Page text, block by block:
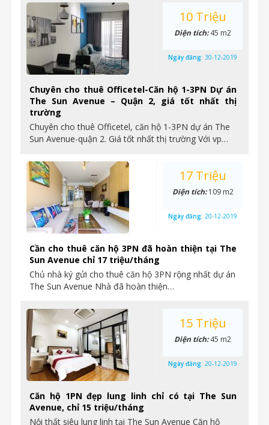
Chuyên cho thuê Officetel-Căn hộ 1-3PN Dự án
The Sun Avenue – Quận 2, giá tốt nhất thị
trường
Chuyên cho thuê Officetel, căn hộ 1-3PN dự án The
Sun Avenue-quận 2. Giá tốt nhất thị trường Với vp…
10 Triệu
Diện tích:45 m2
Ngày đăng: 30-12-2019
Cần cho thuê căn hộ 3PN đã hoàn thiện tại The
Sun Avenue chỉ 17 triệu/tháng
Chủ nhà ký gửi cho thuê căn hộ 3PN rộng nhất dự án
The Sun Avenue Nhà đã hoàn thiện…
17 Triệu
Diện tích:109 m2
Ngày đăng: 20-12-2019
Căn hộ 1PN đẹp lung linh chỉ có tại The Sun
Avenue, chỉ 15 triệu/tháng
Nội thất siêu lung linh tại The Sun Avenue Căn hộ
15 Triệu
Diện tích:45 m2
Ngày đăng: 20-12-2019